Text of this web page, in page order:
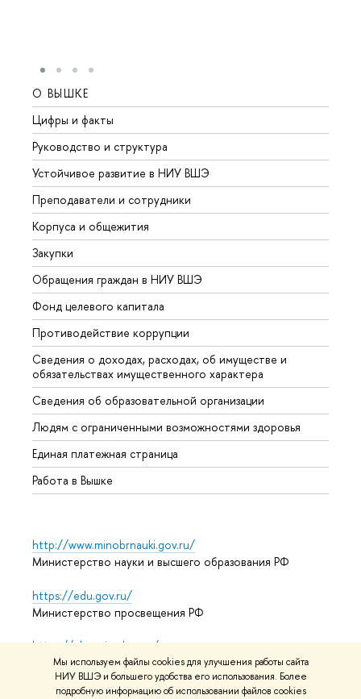
Мы используем файлы cookies для улучшения работы сайта
НИУ ВШЭ и большего удобства его использования. Более
подробную информацию об использовании файлов cookies
О ВЫШКЕ
Цифры и факты
Руководство и структура
Устойчивое развитие в НИУ ВШЭ
Преподаватели и сотрудники
Корпуса и общежития
Закупки
Обращения граждан в НИУ ВШЭ
Фонд целевого капитала
Противодействие коррупции
Сведения о доходах, расходах, об имуществе и
обязательствах имущественного характера
Сведения об образовательной организации
Людям с ограниченными возможностями здоровья
Единая платежная страница
Работа в Вышке
http://www.minobrnauki.gov.ru/
Министерство науки и высшего образования РФ
https://edu.gov.ru/
Министерство просвещения РФ
https://elearning.hse.ru/mooc
Массовые открытые онлайн-курсы